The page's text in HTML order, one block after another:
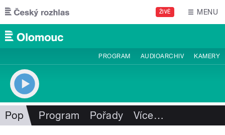
Přejít k hlavnímu obsahu
ŽIVĚ MENU
PROGRAM AUDIOARCHIV KAMERY
Pop Program Pořady Více…